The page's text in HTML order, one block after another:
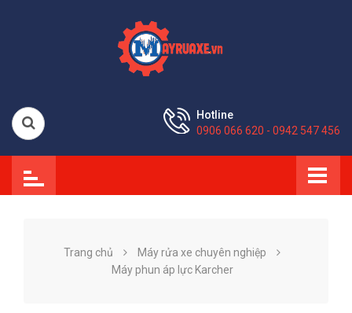
Hotline
0906 066 620 - 0942 547 456
Trang chủ
Máy rửa xe chuyên nghiệp
Máy phun áp lực Karcher